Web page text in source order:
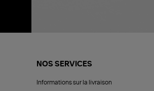
NOS SERVICES
Informations sur la livraison